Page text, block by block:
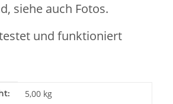
siehe auch Fotos.
und funktioniert
5,00 kg